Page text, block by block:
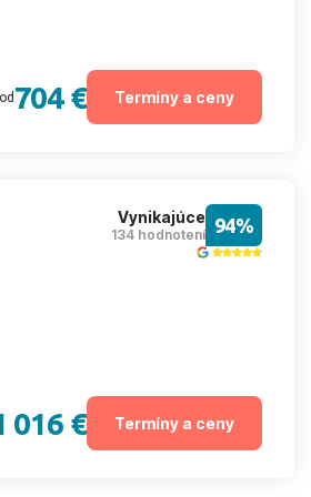
704 € Termíny a ceny
Vynikajúce
134 hodnotení 94%
016 € Termíny a ceny